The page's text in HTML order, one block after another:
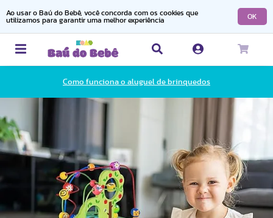
Ao usar o Baú do Bebê, você concorda com os cookies que
utilizamos para garantir uma melhor experiência
OK
Como funciona o aluguel de brinquedos